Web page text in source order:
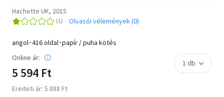
Hachette UK, 2015
Olvasói vélemények (0)
angol･416 oldal･papír / puha kötés
Online ár:
5 594 Ft
Eredeti ár: 5 888 Ft